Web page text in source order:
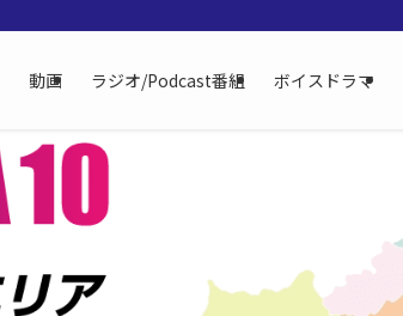
動画 ラジオ/Podcast番組 ボイスドラマ